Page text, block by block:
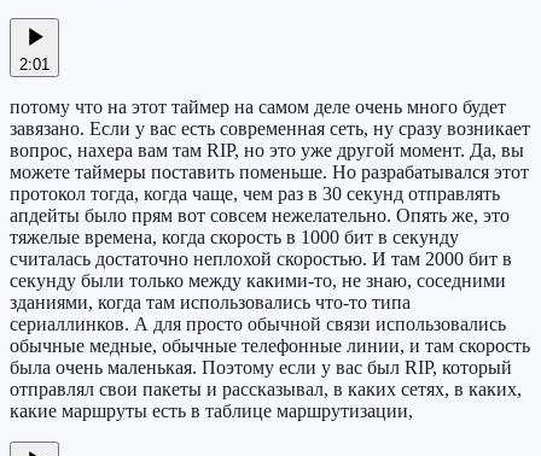
2:01
потому что на этот таймер на самом деле очень много будет
завязано. Если у вас есть современная сеть, ну сразу возникает
вопрос, нахера вам там RIP, но это уже другой момент. Да, вы
можете таймеры поставить поменьше. Но разрабатывался этот
протокол тогда, когда чаще, чем раз в 30 секунд отправлять
апдейты было прям вот совсем нежелательно. Опять же, это
тяжелые времена, когда скорость в 1000 бит в секунду
считалась достаточно неплохой скоростью. И там 2000 бит в
секунду были только между какими-то, не знаю, соседними
зданиями, когда там использовались что-то типа
сериаллинков. А для просто обычной связи использовались
обычные медные, обычные телефонные линии, и там скорость
была очень маленькая. Поэтому если у вас был RIP, который
отправлял свои пакеты и рассказывал, в каких сетях, в каких,
какие маршруты есть в таблице маршрутизации,